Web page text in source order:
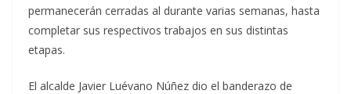
permanecerán cerradas al durante varias semanas, hasta
completar sus respectivos trabajos en sus distintas
etapas.
El alcalde Javier Luévano Núñez dio el banderazo de